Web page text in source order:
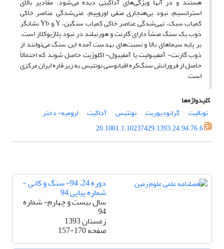
استرانسیم، نبود بی‌هنجاری منفی اوروپیم، غنی‌شدگی عناصر خاکی
کمیاب سبک، تهی‌شدگی عناصر خاکی کمیاب سنگین، Y و Yb نشانگر
ذوب یک سنگ منشأ دارای گارنت و هورنبلند در نبود پلاژیوکلاز است.
بر پایه سیماهای بالا و نسبت‌های به‎دست آمده این سنگ می‌توانند از
ذوب گارنت- آمفیبولیت یا آمفیبول- اکلوژیت حاصل شوند که احتمالاً
حاصل از فرورانش سنگ‌کره اقیانوسی نوتتیس به زیر قاره ایران مرکزی
است.
کلیدواژه‌ها
تونالیت
گرانودیوریت نوتتیس آداکیت
ارومیه- دختر
20.1001.1.10237429.1393.24.94.76.6
دوره 24، 94- سنگ و کانی -
شماره پیاپی 94
سال بیست و چهارم- شماره
94
زمستان 1393
صفحه157-170